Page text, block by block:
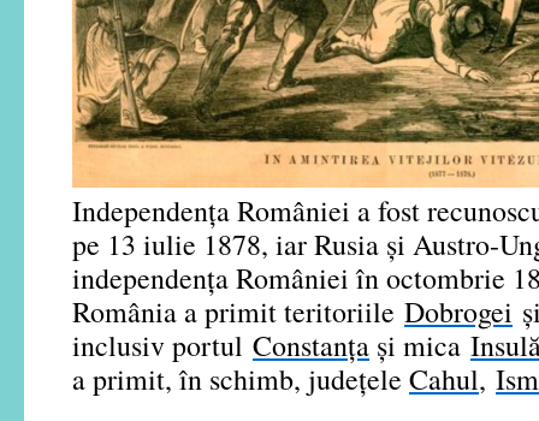
Independența României a fost
pe 13 iulie 1878, iar Rusia și Austro-
independența României în octombrie
România a primit teritoriile Dobrogei
inclusiv portul Constanța și mica
a primit, în schimb, județele Cahul,